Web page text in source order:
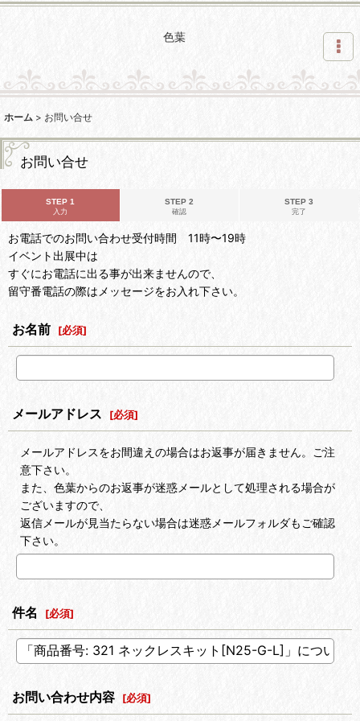
色葉
ホーム > お問い合せ
お問い合せ
STEP 1
入力
STEP 2
確認
STEP 3
完了
お電話でのお問い合わせ受付時間 11時〜19時
イベント出展中は
すぐにお電話に出る事が出来ませんので、
留守番電話の際はメッセージをお入れ下さい。
お名前 [必須]
メールアドレス [必須]
メールアドレスをお間違えの場合はお返事が届きません。ご注
意下さい。
また、色葉からのお返事が迷惑メールとして処理される場合が
ございますので、
返信メールが見当たらない場合は迷惑メールフォルダもご確認
下さい。
件名 [必須]
お問い合わせ内容 [必須]